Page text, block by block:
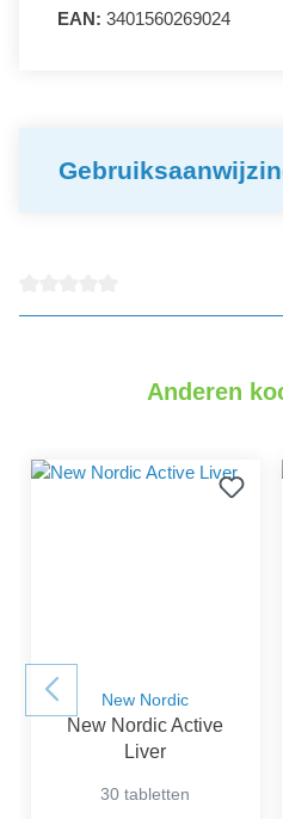
EAN: 3401560269024
Anderen
New Nordic
New Nordic Active
Liver
30 tabletten